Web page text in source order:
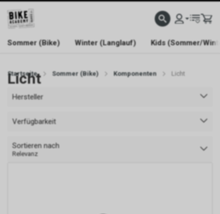
WELCOME TO BIKE ACADEMY
Sommer (Bike) Winter (Langlauf) Kids (Sommer/
Startseite Sommer (Bike) Komponenten Licht
Licht
Hersteller
Verfügbarkeit
Sortieren nach
Relevanz